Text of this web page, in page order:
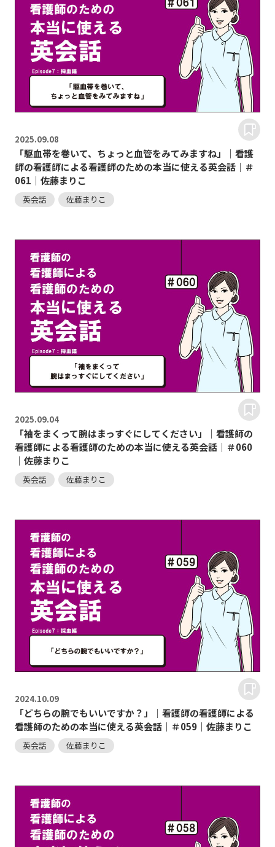
2025.09.08
「駆血帯を巻いて、ちょっと血管をみてみますね」｜看護
師の看護師による看護師のための本当に使える英会話｜＃
061｜佐藤まりこ
英会話 佐藤まりこ
2025.09.04
「袖をまくって腕はまっすぐにしてください」｜看護師の
看護師による看護師のための本当に使える英会話｜＃060
｜佐藤まりこ
英会話 佐藤まりこ
2024.10.09
「どちらの腕でもいいですか？」｜看護師の看護師による
看護師のための本当に使える英会話｜＃059｜佐藤まりこ
英会話 佐藤まりこ